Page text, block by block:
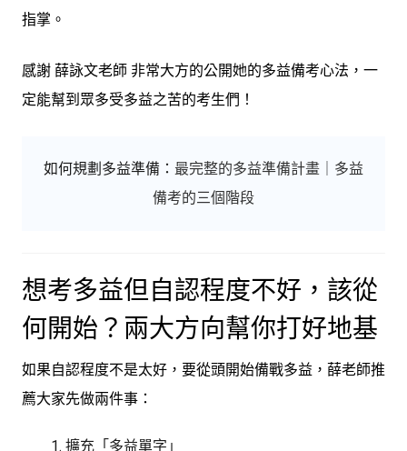
指掌。
感謝 薛詠文老師 非常大方的公開她的多益備考心法，一
定能幫到眾多受多益之苦的考生們！
如何規劃多益準備： 最完整的多益準備計畫｜多益
備考的三個階段
想考多益但自認程度不好，該從
何開始？兩大方向幫你打好地基
如果自認程度不是太好，要從頭開始備戰多益，薛老師推
薦大家先做兩件事：
擴充「多益單字」